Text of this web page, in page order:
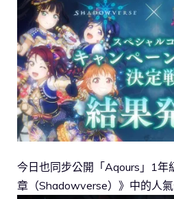
今日也同步公開「Aqours」1年
章（Shadowverse）》中的人